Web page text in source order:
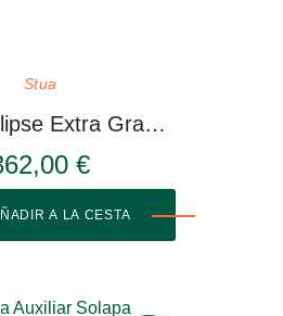
Stua
Mesa Eclipse Extra Grande
€
A LA CESTA